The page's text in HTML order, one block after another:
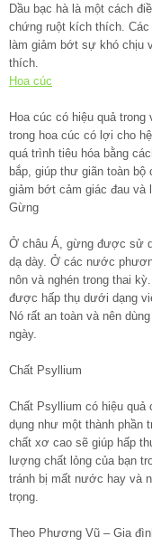
Dầu bạc hà là một cách
chứng ruột kích thích. Các
làm giảm bớt sự khó chịu
thích.
Hoa cúc
Hoa cúc có hiệu quả
trong hoa cúc có lợi cho
quá trình tiêu hóa bằng
bắp, giúp thư giãn toàn
giảm bớt cảm giác đau và
Gừng
Ở châu Á, gừng được sử
dạ dày. Ở các nước
nôn và nghén trong thai
được hấp thụ dưới dạng
Nó rất an toàn và nên
ngày.
Chất Psyllium
Chất Psyllium có hiệu
dụng như một thành phần
chất xơ cao sẽ giúp hấp
lượng chất lỏng của bạn
tránh bị mất nước hay và
trọng.
Theo Phương Vũ – Gia